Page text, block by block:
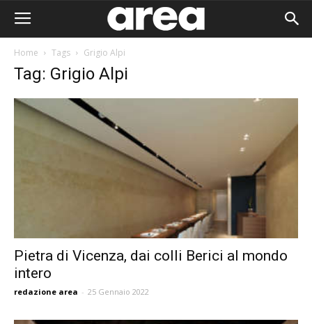
Home Tags Grigio Alpi
Tag: Grigio Alpi
Pietra di Vicenza, dai colli Berici al mondo
intero
redazione area - 25 Gennaio 2022